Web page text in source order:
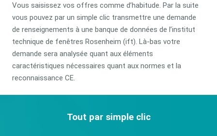
Vous saisissez vos offres comme d’habitude. Par la suite
vous pouvez par un simple clic transmettre une demande
de renseignements à une banque de données de l’institut
technique de fenêtres Rosenheim (ift). Là-bas votre
demande sera analysée quant aux éléments
caractéristiques nécessaires quant aux normes et la
reconnaissance CE.
Tout par simple clic